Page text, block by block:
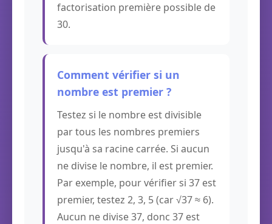
factorisation première possible de
30.
Comment vérifier si un
nombre est premier ?
Testez si le nombre est divisible
par tous les nombres premiers
jusqu'à sa racine carrée. Si aucun
ne divise le nombre, il est premier.
Par exemple, pour vérifier si 37 est
premier, testez 2, 3, 5 (car √37 ≈ 6).
Aucun ne divise 37, donc 37 est